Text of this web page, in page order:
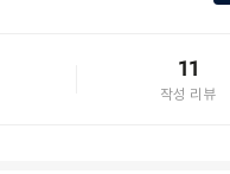
11
작성 리뷰